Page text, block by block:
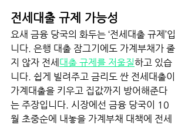
전세대출 규제 가능성
요새 금융 당국의 화두는 ‘전세대출 규제’입
니다. 은행 대출 잠그기에도 가계부채가 줄
지 않자 전세 대출 규제를 저울질하고 있습
니다. 쉽게 빌려주고 금리도 싼 전세대출이
가계대출을 키우고 집값까지 방어해준다
는 주장입니다. 시장에선 금융 당국이 10
월 초중순에 내놓을 가계부채 대책에 전세